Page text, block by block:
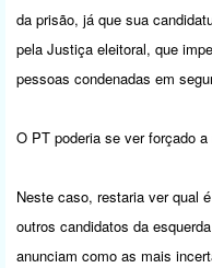
da prisão, já que sua
pela Justiça eleitoral, que
pessoas condenadas em
O PT poderia se ver forçado
Neste caso, restaria ver qual
outros candidatos da
anunciam como as mais